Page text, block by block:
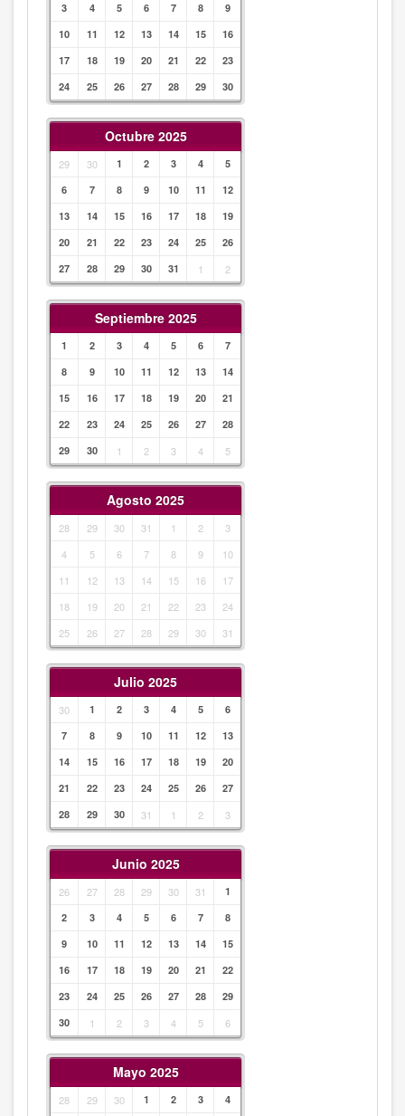
3
4 5 6 7 8
9
10
11 12 13 14 15
16
17
18 19 20 21 22
23
24
25 26 27 28 29 30
Octubre 2025
29 30 1 2 3 4
5
6
7 8 9 10 11
12
13
14 15 16 17 18
19
20
21 22 23 24 25
26
27
28 29 30 31 1 2
Septiembre 2025
1 2 3 4 5 6
7
8
9 10 11 12 13
14
15
16 17 18 19 20
21
22
23 24 25 26 27
28
29
30 1 2 3 4 5
Agosto 2025
28 29 30 31 1 2
3
4
5 6 7 8 9
10
11
12 13 14 15 16
17
18
19 20 21 22 23
24
25
26 27 28 29 30 31
Julio 2025
30 1 2 3 4 5
6
7
8 9 10 11 12
13
14
15 16 17 18 19
20
21
22 23 24 25 26
27
28
29 30 31 1 2 3
Junio 2025
26 27 28 29 30 31
1
2
3 4 5 6 7
8
9
10 11 12 13 14
15
16
17 18 19 20 21
22
23
24 25 26 27 28
29
30
1 2 3 4 5 6
Mayo 2025
28 29 30 1 2 3 4